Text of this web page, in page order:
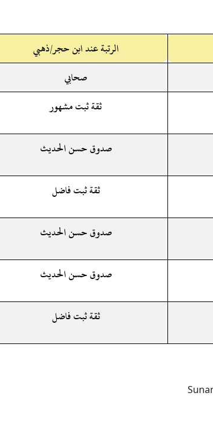
الرتبة عند ابن حجر/ذهبي
صحابي
ثقة ثبت مشهور
صدوق حسن الحديث
ثقة ثبت فاضل
صدوق حسن الحديث
صدوق حسن الحديث
ثقة ثبت فاضل